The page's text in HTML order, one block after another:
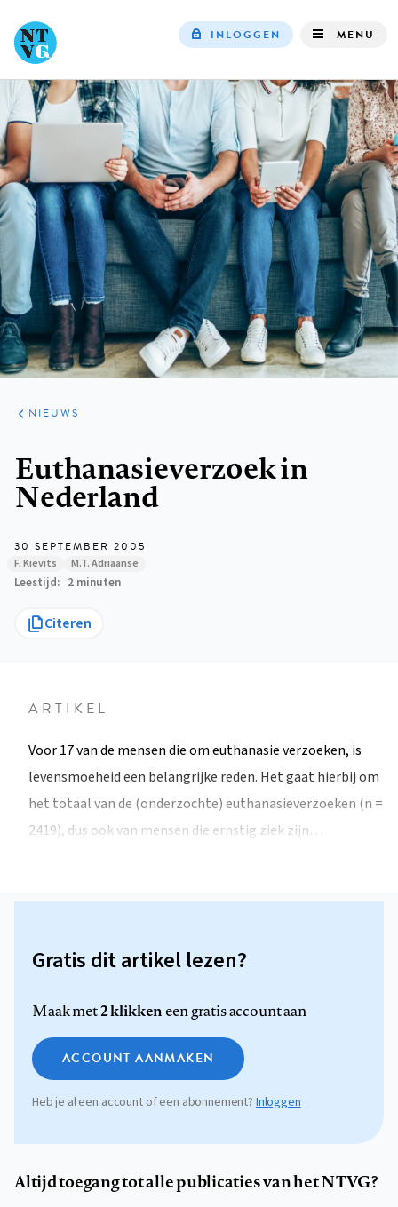
navigation
INLOGGEN MENU
ARTIKELEN
HET
KORT
NIEUWS
Euthanasieverzoek in
Nederland
30 SEPTEMBER 2005
F. Kievits M.T. Adriaanse
Leestijd 2 minuten
Citeren
ARTIKEL
Voor 17 van de mensen die om euthanasie verzoeken, is
levensmoeheid een belangrijke reden. Het gaat hierbij om
het totaal van de (onderzochte) euthanasieverzoeken (n =
2419), dus ook van mensen die ernstig ziek zijn…
Gratis dit artikel lezen?
Maak met2 klikkeneen gratis account aan
ACCOUNT AANMAKEN
Heb je al een account of een abonnement? Inloggen
Altijd toegang tot alle publicaties van het NTVG?